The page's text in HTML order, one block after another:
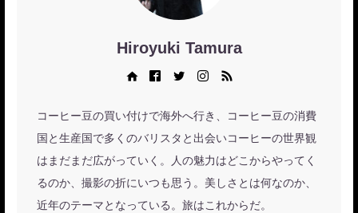
Hiroyuki Tamura
Instagram RSS
コーヒー豆の買い付けで海外へ行き、コーヒー豆の消費
国と生産国で多くのバリスタと出会いコーヒーの世界観
はまだまだ広がっていく。人の魅力はどこからやってく
るのか、撮影の折にいつも思う。美しさとは何なのか、
近年のテーマとなっている。旅はこれからだ。